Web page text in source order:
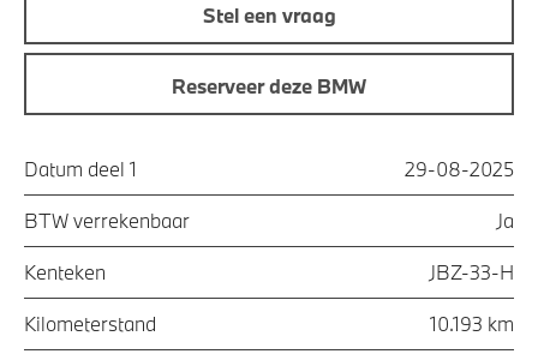
Stel een vraag
Reserveer deze BMW
Datum deel 1 29-08-2025
BTW verrekenbaar Ja
Kenteken JBZ-33-H
Kilometerstand 10.193 km